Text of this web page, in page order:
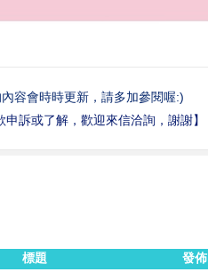
容會時時更新，請多加參閱喔:)
訴或了解，歡迎來信洽詢，謝謝】
標題 發佈